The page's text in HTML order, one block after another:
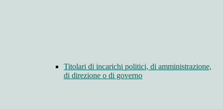
Titolari di incarichi politici, di amministrazione,
di direzione o di governo